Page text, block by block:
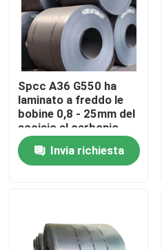
Parti della fornace della
Parti della caldaia del
piatto di acciaio al carbonio
Tubo d'acciaio senza
Tubo ad alta pressione
Spcc A36 G550 ha
laminato a freddo le
bobine 0,8 - 25mm del
acciaio al carbonio
Invia richiesta